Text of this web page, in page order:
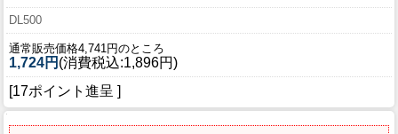
DL500
通常販売価格4,741円のところ
1,724円 (消費税込:1,896円)
[17ポイント進呈 ]